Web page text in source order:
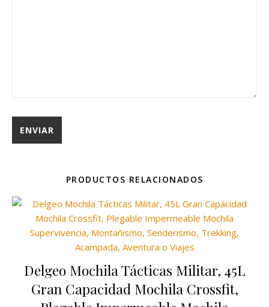
PRODUCTOS RELACIONADOS
Delgeo Mochila Tácticas Militar, 45L
Gran Capacidad Mochila Crossfit,